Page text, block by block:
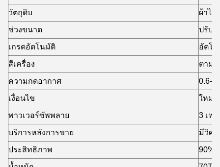
วัตถุดิบ
ผ้าไม่
ช่วงขนาด
ปรับแ
เกรดอัตโนมัติ
อัตโ
สีเครื่อง
ตามที่
ความกดอากาศ
0.6-
เงื่อนไข
ใหม่
พาวเวอร์ซัพพลาย
3 เฟ
บริการหลังการขาย
มีวิศว
ประสิทธิภาพ
90%